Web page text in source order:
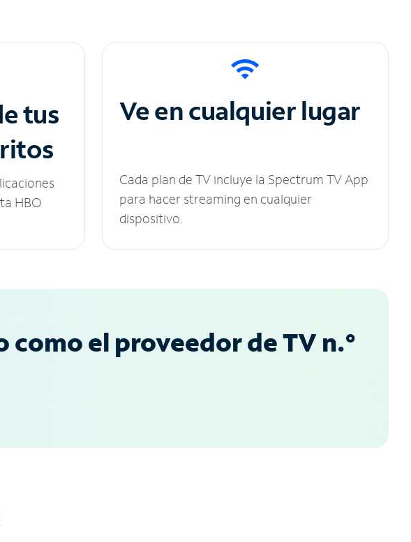
tus
HBO
Ve en cualquier lugar
Cada plan de TV incluye la Spectrum TV App
para hacer streaming en cualquier
dispositivo.
como el proveedor de TV n.°